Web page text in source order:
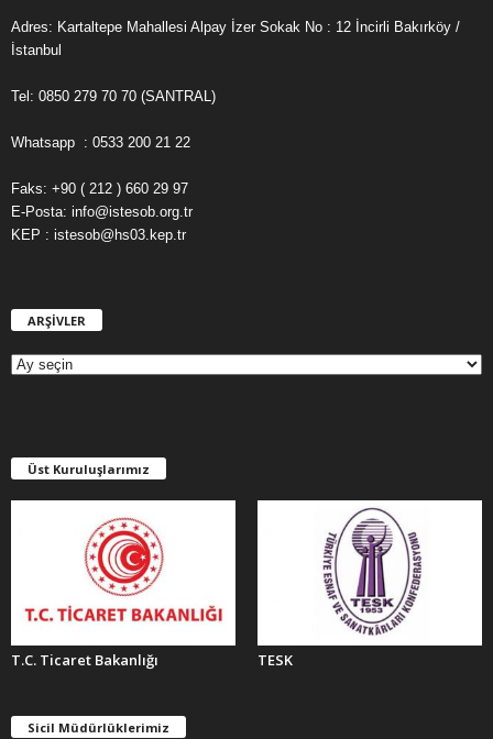
Adres: Kartaltepe Mahallesi Alpay İzer Sokak No : 12 İncirli Bakırköy /
İstanbul
Tel: 0850 279 70 70 (SANTRAL)
Whatsapp : 0533 200 21 22
Faks: +90 ( 212 ) 660 29 97
E-Posta: info@istesob.org.tr
KEP : istesob@hs03.kep.tr
ARŞİVLER
E
R
Üst Kuruluşlarımız
T.C. Ticaret Bakanlığı TESK
Sicil Müdürlüklerimiz